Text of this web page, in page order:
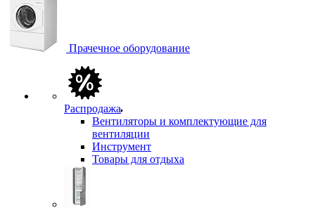
Прачечное оборудование
Распродажа
Вентиляторы и комплектующие для
вентиляции
Инструмент
Товары для отдыха